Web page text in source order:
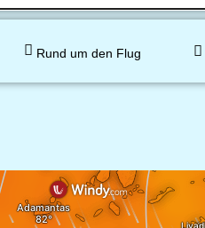
Rund um den Flug